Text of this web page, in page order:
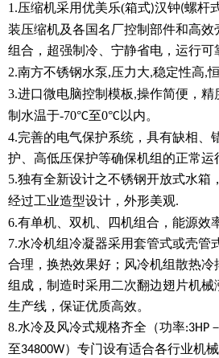
1.压缩机采用优美乐(箱式)汉钟(螺杆
装压缩机及各国名厂控制部件和高效
组合，超强制冷、宁静省电，运行可
2.南方不锈钢水泵,压力大,稳定性高,
3.进口微电脑控制模板,操作简便，精
制水温于-70°C至0°C 以内。
4.完善的电气保护系统，具有缺相、
护、高低压保护等确保机组的正常运
5.独有全新设计之不锈钢开放式水箱
经过工业造型设计，外形美观.
6.有单机、双机、四机组合，能源效
7.水冷机组冷凝器采用套管式或壳管
合理，换热效果好；风冷机组散热冷
组成，制造时采用二次翻边翅片机械
生产线，保证优质高效。
8.水冷及风冷式规格齐全（功率:3HP －
至34800W）专门设有适合各行业机